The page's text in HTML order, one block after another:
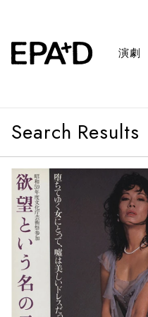
演劇
Search Results